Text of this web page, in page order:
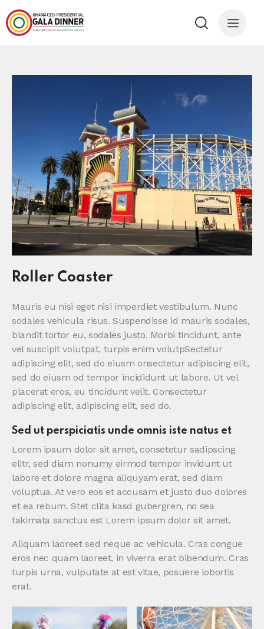
Roller Coaster
Mauris eu nisi eget nisi imperdiet vestibulum. Nunc
sodales vehicula risus. Suspendisse id mauris sodales,
blandit tortor eu, sodales justo. Morbi tincidunt, ante
vel suscipit volutpat, turpis enim volutpSectetur
adipiscing elit, sed do eiusm onsectetur adipiscing elit,
sed do eiusm od tempor incididunt ut labore. Ut vel
placerat eros, eu tincidunt velit. Consectetur
adipiscing elit, adipiscing elit, sed do.
Sed ut perspiciatis unde omnis iste natus et
Lorem ipsum dolor sit amet, consetetur sadipscing
elitr, sed diam nonumy eirmod tempor invidunt ut
labore et dolore magna aliquyam erat, sed diam
voluptua. At vero eos et accusam et justo duo dolores
et ea rebum. Stet clita kasd gubergren, no sea
takimata sanctus est Lorem ipsum dolor sit amet.
Aliquam laoreet sed neque ac vehicula. Cras congue
eros nec quam laoreet, in viverra erat bibendum. Cras
turpis urna, vulputate at est vitae, posuere lobortis
erat.